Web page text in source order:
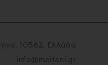
10562, Ελλάδα
info@meitani.gr